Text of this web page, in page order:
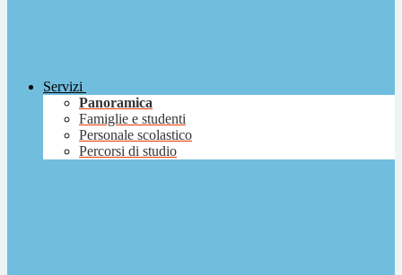
Servizi
Panoramica
Famiglie e studenti
Personale scolastico
Percorsi di studio